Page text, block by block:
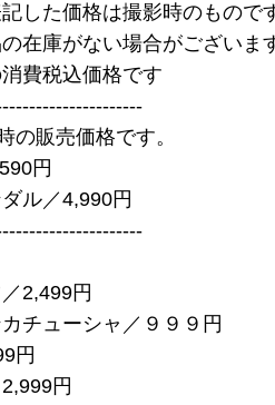
した価格は撮影時のもので
在庫がない場合がございま
費税込価格です
販売価格です。
円
ル／4,990円
2,499円
チューシャ／９９９円
円
円